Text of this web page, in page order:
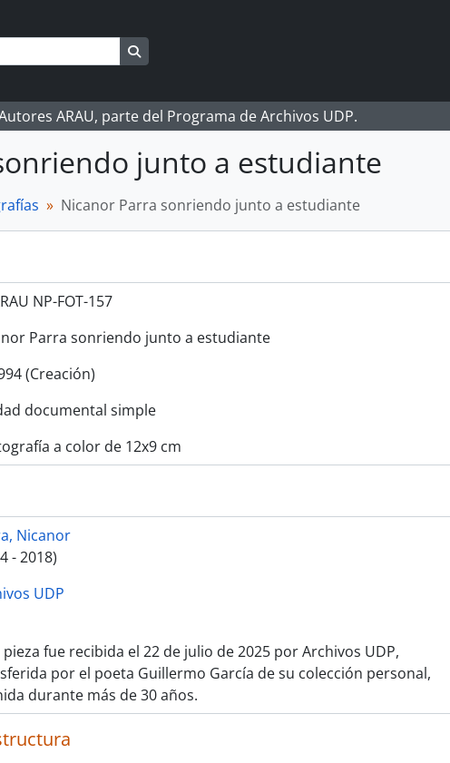
ARAU, parte del Programa de Archivos UDP.
junto a estudiante
Nicanor Parra sonriendo junto a estudiante
NP-FOT-157
Parra sonriendo junto a estudiante
(Creación)
documental simple
a color de 12x9 cm
Nicanor
- 2018)
UDP
pieza fue recibida el 22 de julio de 2025 por Archivos UDP,
por el poeta Guillermo García de su colección personal,
durante más de 30 años.